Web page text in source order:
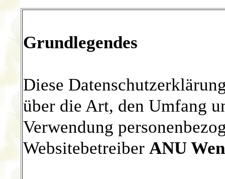
Grundlegendes
Diese
über die Art, den Umfang
Verwendung
Websitebetreiber ANU